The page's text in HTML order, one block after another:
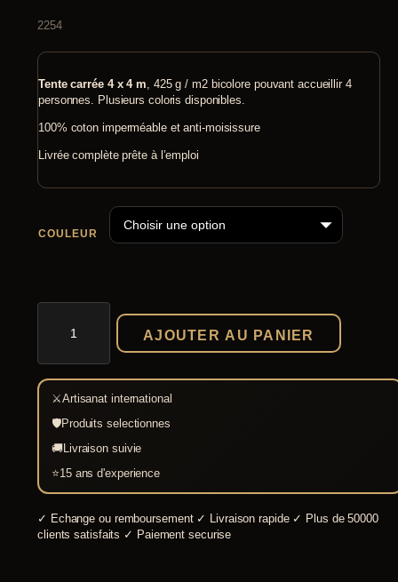
2254
Tente carrée 4 x 4 m , 425 g / m2 bicolore pouvant accueillir 4
personnes. Plusieurs coloris disponibles.
100% coton imperméable et anti-moisissure
Livrée complète prête à l’emploi
COULEUR
quantité
Tente carrée
4
bicolore-
choix
AJOUTER AU PANIER
⚔Artisanat international
🛡Produits selectionnes
🚚Livraison suivie
⭐15 ans d'experience
✓ Echange ou remboursement ✓ Livraison rapide ✓ Plus de 50000
clients satisfaits ✓ Paiement securise